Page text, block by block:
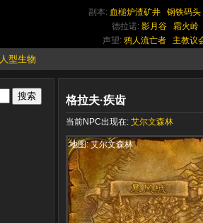
副本: 血槌炉渣矿井
钢铁码头
德拉诺: 影月谷
霜火岭
声望: 鸦人流亡者 主教议
人型生物
格拉夫·疾齿
当前NPC出现在: 艾尔文森林
地图: 艾尔文森林